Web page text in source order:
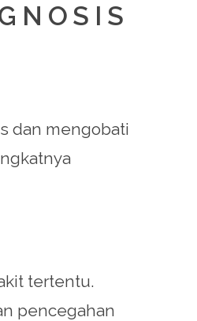
dan mengobati
tertentu.
pencegahan